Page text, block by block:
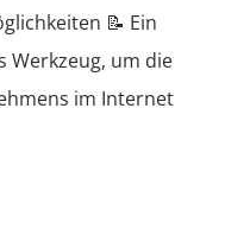
📝 Ein
Werkzeug, um die
im Internet
Besucher
Durch